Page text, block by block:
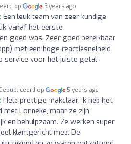
op 5 years ago
Een leuk team van zeer kundige
vanaf het eerste
goed was. Zeer goed bereikbaar
met een hoge reactiesnelheid
service voor het juiste getal!
Gepubliceerd op 5 years ago
Hele prettige makelaar, ik heb het
Lonneke, maar ze zijn
en behulpzaam. Ze werken super
klantgericht mee. De